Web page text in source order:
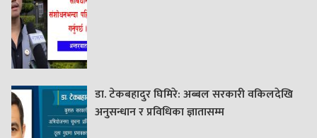
डा. टेकबहादुर घिमिरे: अब्बल सरकारी वकिलदेखि
अनुसन्धान र प्रविधिका ज्ञातासम्म